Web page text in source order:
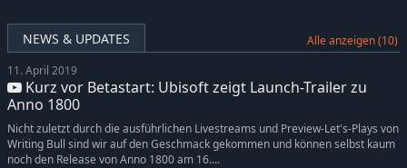
NEWS & UPDATES Alle anzeigen (10)
11. April 2019
Kurz vor Betastart: Ubisoft zeigt Launch-Trailer zu
Anno 1800
Nicht zuletzt durch die ausführlichen Livestreams und Preview-Let's-Plays von
Writing Bull sind wir auf den Geschmack gekommen und können selbst kaum
noch den Release von Anno 1800 am 16....